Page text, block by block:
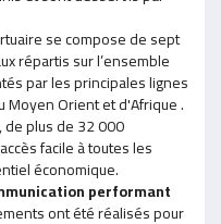
se compose de sept
répartis sur l’ensemble
par les principales lignes
Moyen Orient et d'Afrique .
de plus de 32 000
facile à toutes les
économique.
performant
ont été réalisés pour